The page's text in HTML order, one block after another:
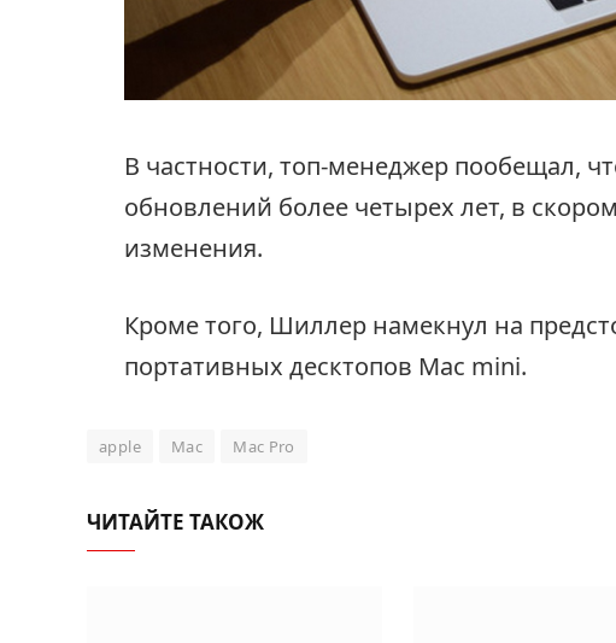
В частности, топ-менеджер пообещал,
обновлений более четырех лет, в
изменения.
Кроме того, Шиллер намекнул на
портативных десктопов Mac mini.
apple Mac Mac Pro
ЧИТАЙТЕ ТАКОЖ